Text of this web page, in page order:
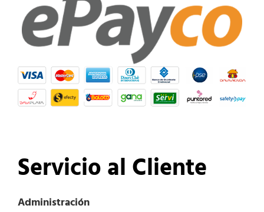
Servicio al Cliente
Administración